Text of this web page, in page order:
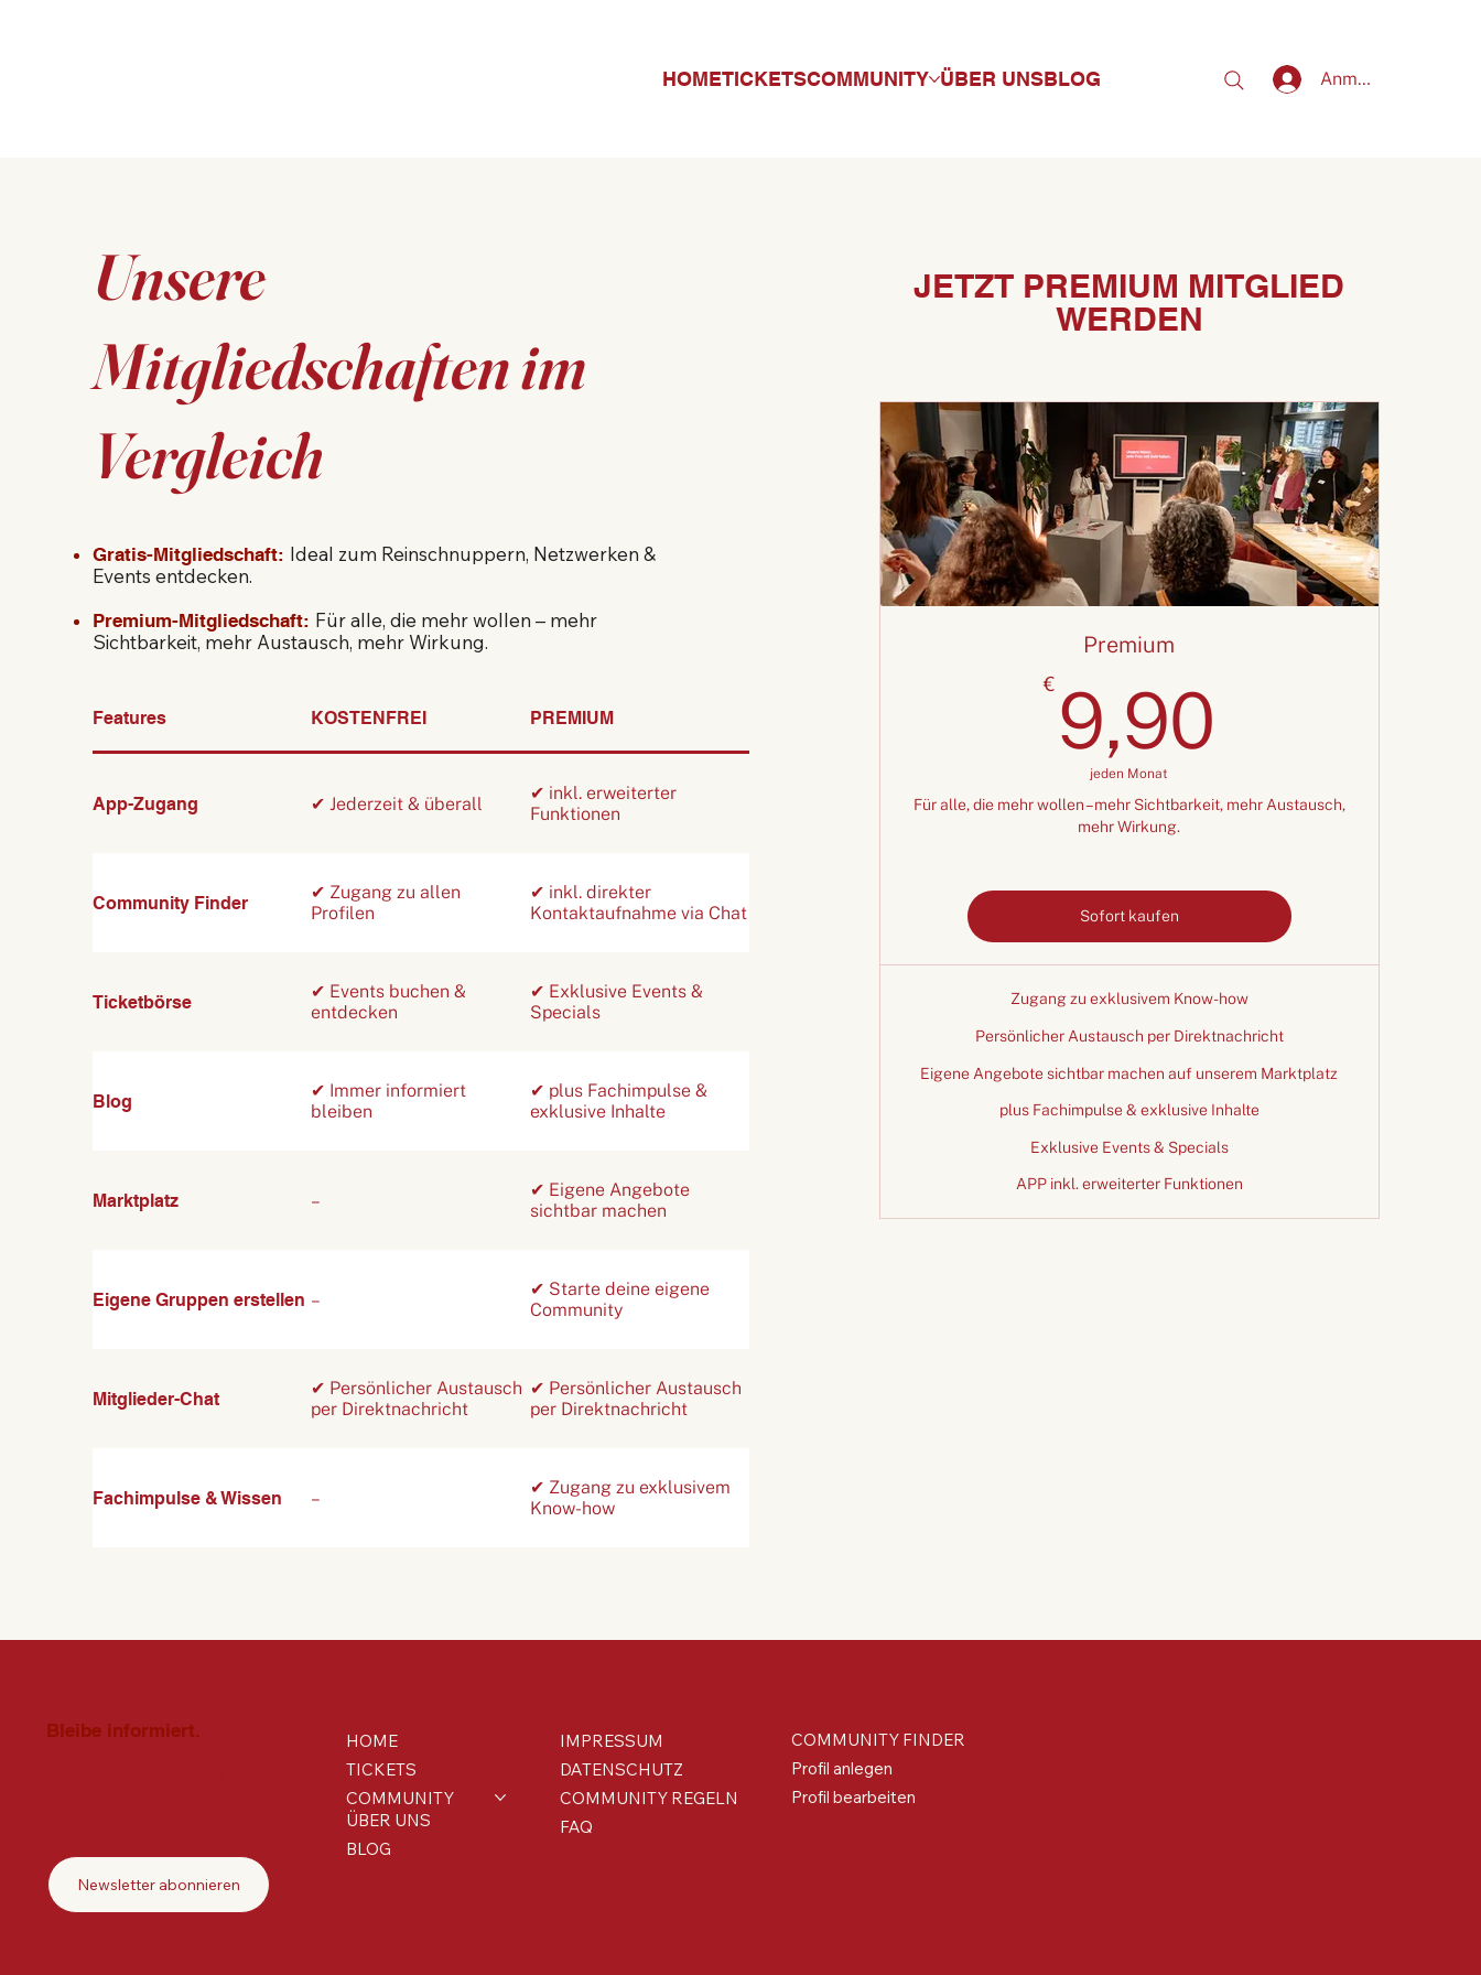
HOMETICKETSCOMMUNITY ÜBER UNSBLOG Anmelden
Unsere
Mitgliedschaften im
Vergleich
Gratis-Mitgliedschaft: Ideal zum Reinschnuppern, Netzwerken &
Events entdecken.
Premium-Mitgliedschaft: Für alle, die mehr wollen – mehr
Sichtbarkeit, mehr Austausch, mehr Wirkung.
Features KOSTENFREI PREMIUM
App-Zugang ✔ Jederzeit & überall
✔ inkl. erweiterter
Funktionen
Community Finder
✔ Zugang zu allen
Profilen
✔ inkl. direkter
Kontaktaufnahme via Chat
Ticketbörse
✔ Events buchen &
entdecken
✔ Exklusive Events &
Specials
Blog
✔ Immer informiert
bleiben
✔ plus Fachimpulse &
exklusive Inhalte
Marktplatz –
✔ Eigene Angebote
sichtbar machen
Eigene Gruppen erstellen –
✔ Starte deine eigene
Community
Mitglieder-Chat
✔ Persönlicher Austausch
per Direktnachricht
✔ Persönlicher Austausch
per Direktnachricht
Fachimpulse & Wissen –
✔ Zugang zu exklusivem
Know-how
JETZT PREMIUM MITGLIED
WERDEN
Premium
€ 9,90
jeden Monat
Für alle, die mehr wollen – mehr Sichtbarkeit, mehr Austausch,
mehr Wirkung.
Sofort kaufen
Zugang zu exklusivem Know-how
Persönlicher Austausch per Direktnachricht
Eigene Angebote sichtbar machen auf unserem Marktplatz
plus Fachimpulse & exklusive Inhalte
Exklusive Events & Specials
APP inkl. erweiterter Funktionen
Bleibe informiert.
Newsletter abonnieren
HOME
TICKETS
COMMUNITY
ÜBER UNS
BLOG
IMPRESSUM
DATENSCHUTZ
COMMUNITY REGELN
FAQ
COMMUNITY FINDER
Profil anlegen
Profil bearbeiten